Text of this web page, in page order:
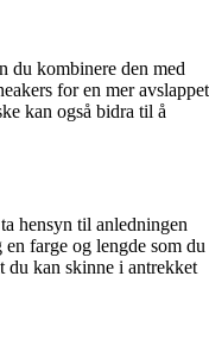
du kombinere den med
for en mer avslappet
kan også bidra til å
hensyn til anledningen
farge og lengde som du
du kan skinne i antrekket